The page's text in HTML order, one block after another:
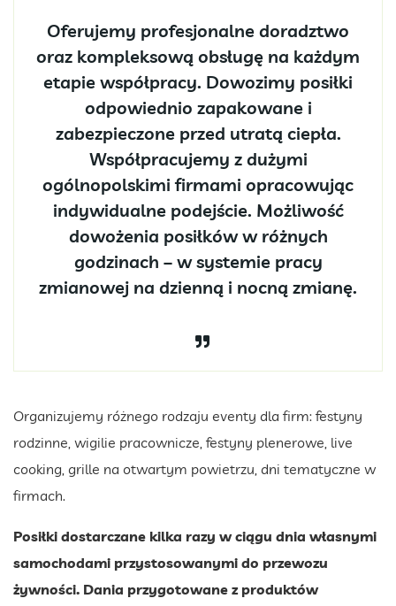
Oferujemy profesjonalne doradztwo
oraz kompleksową obsługę na każdym
etapie współpracy. Dowozimy posiłki
odpowiednio zapakowane i
zabezpieczone przed utratą ciepła.
Współpracujemy z dużymi
ogólnopolskimi firmami opracowując
indywidualne podejście. Możliwość
dowożenia posiłków w różnych
godzinach – w systemie pracy
zmianowej na dzienną i nocną zmianę.
Organizujemy różnego rodzaju eventy dla firm: festyny
rodzinne, wigilie pracownicze, festyny plenerowe, live
cooking, grille na otwartym powietrzu, dni tematyczne w
firmach.
Posiłki dostarczane kilka razy w ciągu dnia własnymi
samochodami przystosowanymi do przewozu
żywności. Dania przygotowane z produktów